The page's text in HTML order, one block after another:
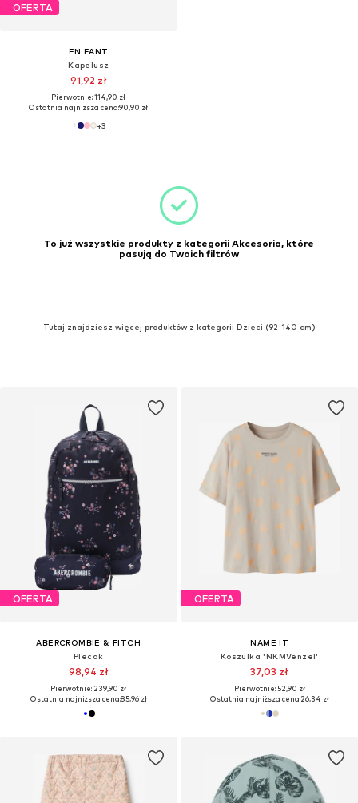
OFERTA
EN FANT
Kapelusz
91,92 zł
Pierwotnie: 114,90 zł
Ostatnia najniższa cena:90,90 zł
+3
To już wszystkie produkty z kategorii Akcesoria, które
pasują do Twoich filtrów
Tutaj znajdziesz więcej produktów z kategorii Dzieci (92-140 cm)
OFERTA
ABERCROMBIE & FITCH
Plecak
98,94 zł
Pierwotnie: 239,90 zł
Ostatnia najniższa cena:85,96 zł
OFERTA
NAME IT
Koszulka 'NKMVenzel'
37,03 zł
Pierwotnie: 52,90 zł
Ostatnia najniższa cena:26,34 zł